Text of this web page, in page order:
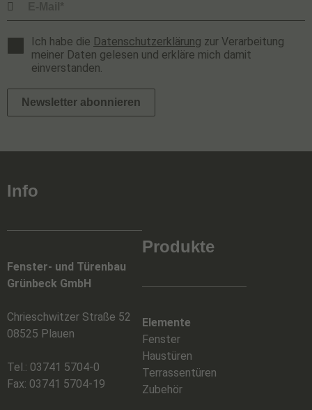
Ich habe die Datenschutzerklärung zur Verarbeitung
meiner Daten gelesen und erkläre mich damit
einverstanden.
Newsletter abonnieren
Info
Fenster- und Türenbau
Grünbeck GmbH
Chrieschwitzer Straße 52
08525 Plauen
Tel.: 03741 5704-0
Fax: 03741 5704-19
Produkte
Elemente
Fenster
Haustüren
Terrassentüren
Zubehör